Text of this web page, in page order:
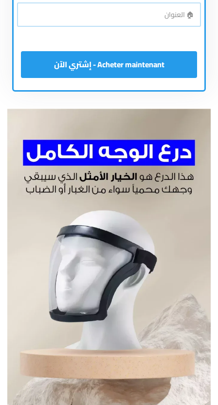
🏠
العنوان*
Acheter maintenant - إشتري الآن